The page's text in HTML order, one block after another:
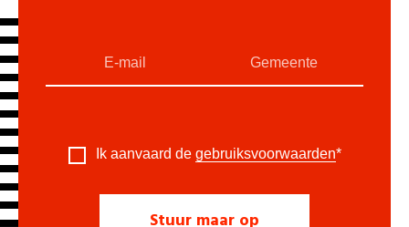
Ik aanvaard de gebruiksvoorwaarden*